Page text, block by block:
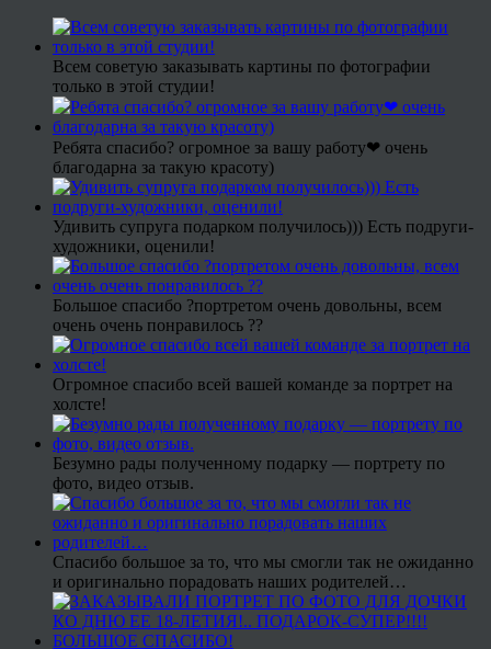
Всем советую заказывать картины по фотографии
только в этой студии!
Ребята спасибо? огромное за вашу работу❤ очень
благодарна за такую красоту)
Удивить супруга подарком получилось))) Есть подруги-
художники, оценили!
Большое спасибо ?портретом очень довольны, всем
очень очень понравилось ??
Огромное спасибо всей вашей команде за портрет на
холсте!
Безумно рады полученному подарку — портрету по
фото, видео отзыв.
Спасибо большое за то, что мы смогли так не ожиданно
и оригинально порадовать наших родителей…